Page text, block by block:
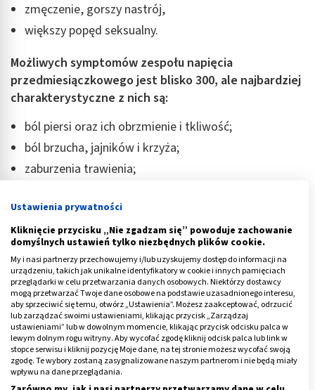
zmęczenie, gorszy nastrój,
większy popęd seksualny.
Możliwych symptomów zespołu napięcia
przedmiesiączkowego jest blisko 300, ale najbardziej
charakterystyczne z nich są:
ból piersi oraz ich obrzmienie i tkliwość;
ból brzucha, jajników i krzyża;
zaburzenia trawienia;
zmienność nastroju;
drażliwość, nerwowość, ospałość;
poczucie utraty kontroli nad sytuacją.
Endometrioza i występująca w jej przebiegu torbiel
czekoladowa, oprócz rozlanego bólu w miednicy
mniejszej, manifestują się też poprzez:
obfite inieregularne krwawienia miesięczne;
dolegliwości żołądkowo-jelitowe;
Ustawienia prywatności
Kliknięcie przycisku „Nie zgadzam się” powoduje zachowanie
domyślnych ustawień tylko niezbędnych plików cookie.
My i nasi partnerzy przechowujemy i/lub uzyskujemy dostęp do informacji na
urządzeniu, takich jak unikalne identyfikatory w cookie i innych pamięciach
przeglądarki w celu przetwarzania danych osobowych. Niektórzy dostawcy
mogą przetwarzać Twoje dane osobowe na podstawie uzasadnionego interesu,
aby sprzeciwić się temu, otwórz „Ustawienia”. Możesz zaakceptować, odrzucić
lub zarządzać swoimi ustawieniami, klikając przycisk „Zarządzaj
ustawieniami” lub w dowolnym momencie, klikając przycisk odcisku palca w
lewym dolnym rogu witryny. Aby wycofać zgodę kliknij odcisk palca lub link w
stopce serwisu i kliknij pozycję Moje dane, na tej stronie możesz wycofać swoją
zgodę. Te wybory zostaną zasygnalizowane naszym partnerom i nie będą miały
wpływu na dane przeglądania.